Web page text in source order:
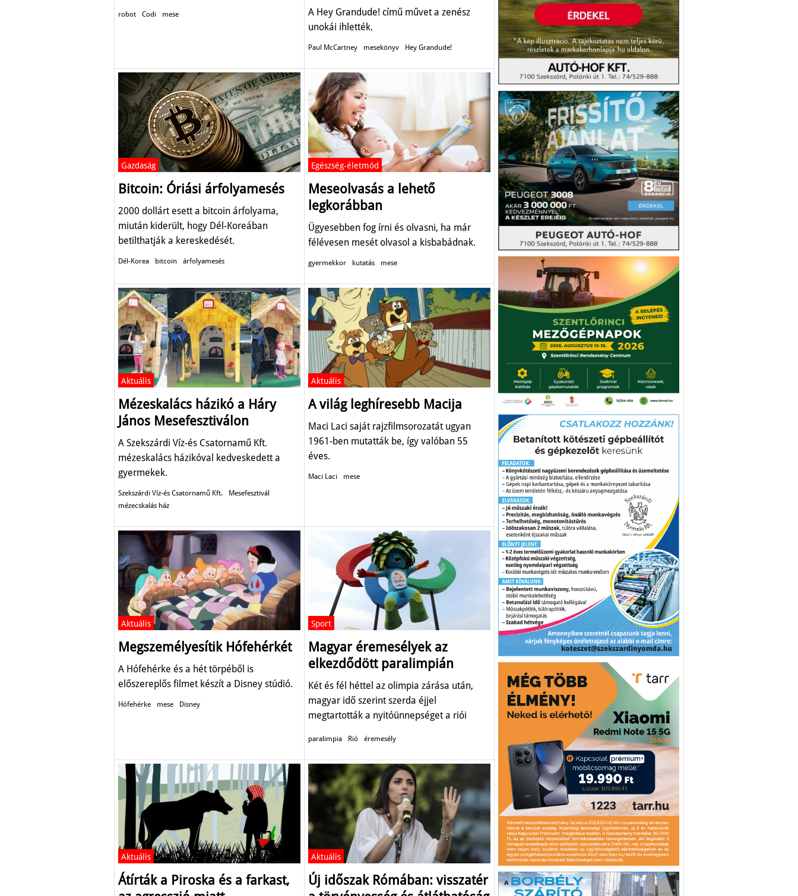
robot Codi mese
A Hey Grandude! című művet a zenész
unokái ihlették.
Paul McCartney mesekönyv Hey Grandude!
Gazdaság
Bitcoin: Óriási árfolyamesés
2000 dollárt esett a bitcoin árfolyama,
miután kiderült, hogy Dél-Koreában
betilthatják a kereskedését.
Dél-Korea bitcoin árfolyamesés
Egészség-életmód
Meseolvasás a lehető
legkorábban
Ügyesebben fog írni és olvasni, ha már
félévesen mesét olvasol a kisbabádnak.
gyermekkor kutatás mese
Aktuális
Mézeskalács házikó a Háry
János Mesefesztiválon
A Szekszárdi Víz-és Csatornamű Kft.
mézeskalács házikóval kedveskedett a
gyermekek.
Szekszárdi Víz-és Csatornamű Kft.
Mesefesztivál
mézecskalás ház
Aktuális
A világ leghíresebb Macija
Maci Laci saját rajzfilmsorozatát ugyan
1961-ben mutatták be, így valóban 55
éves.
Maci Laci mese
Aktuális
Megszemélyesítik Hófehérkét
A Hófehérke és a hét törpéből is
előszereplős filmet készít a Disney stúdió.
Hófehérke mese Disney
Sport
Magyar éremesélyek az
elkezdődött paralimpián
Két és fél héttel az olimpia zárása után,
magyar idő szerint szerda éjjel
megtartották a nyitóünnepséget a riói
paralimpia Rió éremesély
Aktuális
Átírták a Piroska és a farkast,
Aktuális
Új időszak Rómában: visszatér